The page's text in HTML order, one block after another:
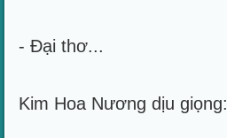
- Đại thơ...
Kim Hoa Nương dịu giọng: